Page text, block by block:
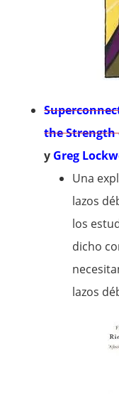
the Strength
y Greg
Una
lazos
los
dicho
lazos